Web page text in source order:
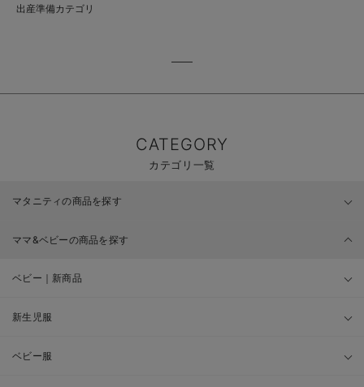
出産準備カテゴリ
CATEGORY
カテゴリ一覧
マタニティの商品を探す
ママ&ベビーの商品を探す
ベビー｜新商品
新生児服
ベビー服